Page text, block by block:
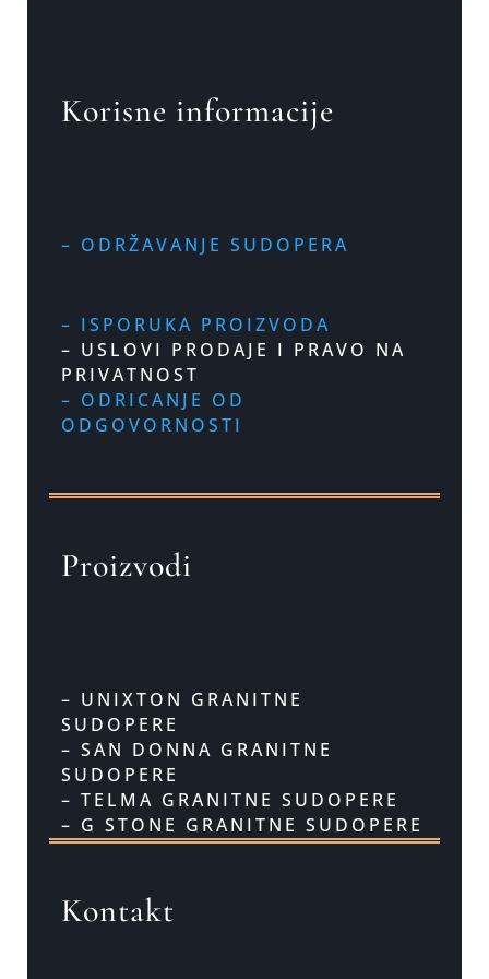
Korisne informacije
– ODRŽAVANJE SUDOPERA
– ISPORUKA PROIZVODA
– USLOVI PRODAJE I PRAVO NA
PRIVATNOST
– ODRICANJE OD
ODGOVORNOSTI
Proizvodi
– UNIXTON GRANITNE
SUDOPERE
– SAN DONNA GRANITNE
SUDOPERE
– TELMA GRANITNE SUDOPERE
– G STONE GRANITNE SUDOPERE
Kontakt